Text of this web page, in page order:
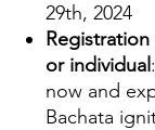
29th, 2024
or individual
now and
Bachata